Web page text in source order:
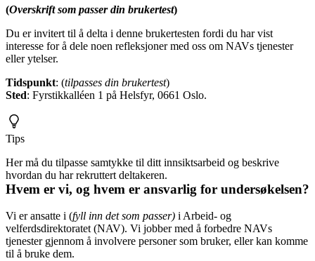
(Overskrift som passer din brukertest)
Du er invitert til å delta i denne brukertesten fordi du har vist
interesse for å dele noen refleksjoner med oss om NAVs tjenester
eller ytelser.
Tidspunkt: (tilpasses din brukertest)
Sted: Fyrstikkalléen 1 på Helsfyr, 0661 Oslo.
Tips
Her må du tilpasse samtykke til ditt innsiktsarbeid og beskrive
hvordan du har rekruttert deltakeren.
Hvem er vi, og hvem er ansvarlig for undersøkelsen?
Vi er ansatte i (fyll inn det som passer) i Arbeid- og
velferdsdirektoratet (NAV). Vi jobber med å forbedre NAVs
tjenester gjennom å involvere personer som bruker, eller kan komme
til å bruke dem.